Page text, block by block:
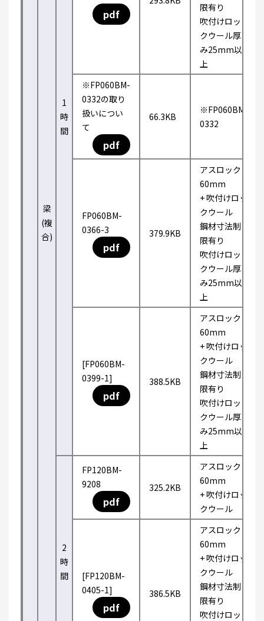
梁
(複
合)
1
時
間
pdf
限有り
吹付けロッ
クウール厚
み25mm以
上
※FP060BM-
0332の取り
扱いについ
て
pdf
66.3KB
※FP060BM-
0332
FP060BM-
0366-3
pdf
379.9KB
アスロック
60mm
+ 吹付けロッ
クウール
鋼材寸法制
限有り
吹付けロッ
クウール厚
み25mm以
上
[FP060BM-
0399-1]
pdf
388.5KB
アスロック
60mm
+ 吹付けロッ
クウール
鋼材寸法制
限有り
吹付けロッ
クウール厚
み25mm以
上
2
時
間
FP120BM-
9208
pdf
325.2KB
アスロック
60mm
+ 吹付けロッ
クウール
[FP120BM-
0405-1]
pdf
386.5KB
アスロック
60mm
+ 吹付けロッ
クウール
鋼材寸法制
限有り
吹付けロッ